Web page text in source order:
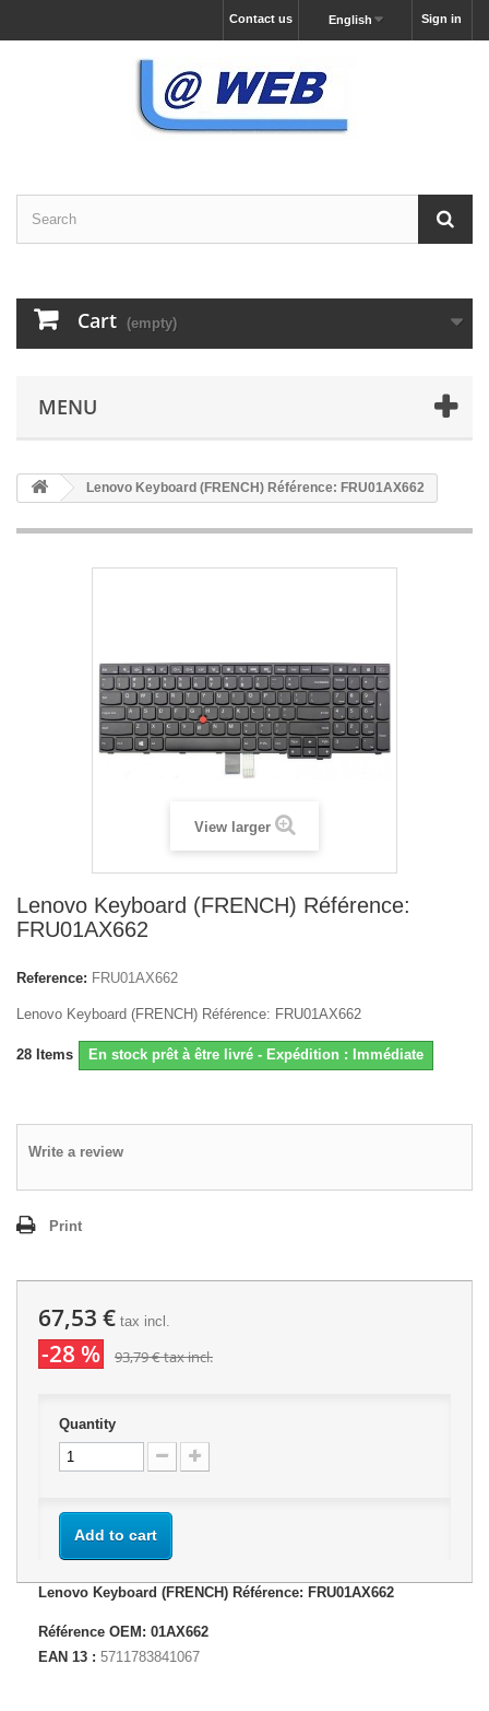
Sign in
English
Contact us
Cart (empty)
MENU
Lenovo Keyboard (FRENCH) Référence: FRU01AX662
View larger
Lenovo Keyboard (FRENCH) Référence:
FRU01AX662
Reference: FRU01AX662
Lenovo Keyboard (FRENCH) Référence: FRU01AX662
28 Items En stock prêt à être livré - Expédition : Immédiate
Write a review
Print
67,53 € tax incl.
-28 % 93,79 €tax incl.
Quantity
Add to cart
Lenovo Keyboard (FRENCH) Référence: FRU01AX662
Référence OEM: 01AX662
EAN 13 : 5711783841067